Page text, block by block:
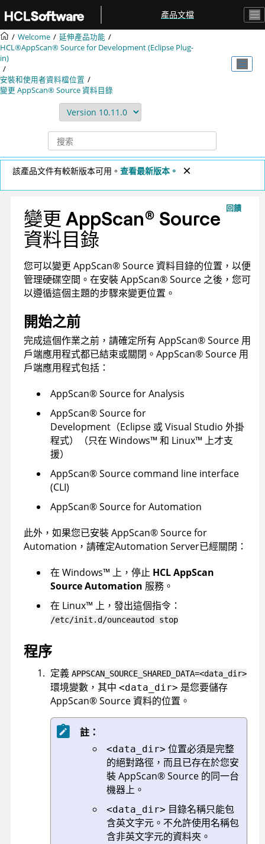
產品文檔
Welcome
延伸產品功能
HCL®AppScan® Source for Development (Eclipse Plug-
in)
安裝和使用者資料檔位置
變更 AppScan® Source資料目錄
該產品文件有較新版本可用。 查看最新版本。
回饋
變更 AppScan® Source
資料目錄
您可以變更 AppScan®Source資料目錄的位置，以便
管理硬碟空間。在安裝AppScan®Source 之後，您可
以遵循這個主題的步驟來變更位置。
開始之前
完成這個作業之前，請確定所有 AppScan®Source 用
戶端應用程式都已結束或關閉。 AppScan®Source 用
戶端應用程式包括：
AppScan®Source for Analysis
AppScan®Source for
Development （Eclipse 或 Visual Studio 外掛
程式）（只在 Windows™ 和 Linux™ 上才支
援）
AppScan®Source command line interface
(CLI)
AppScan®Source for Automation
此外，如果您已安裝AppScan®Source for
Automation ，請確定Automation Server已經關閉：
在 Windows™ 上，停止 HCL AppScan
Source Automation 服務。
在 Linux™ 上，發出這個指令：
/etc/init.d/ounceautod stop
程序
定義 APPSCAN_SOURCE_SHARED_DATA=<data_dir>
環境變數，其中 <data_dir> 是您要儲存
AppScan®Source資料的位置。
註：
<data_dir> 位置必須是完整
的絕對路徑，而且已存在於您安
裝AppScan®Source 的同一台
機器上。
<data_dir> 目錄名稱只能包
含英文字元。不允許使用名稱包
含非英文字元的資料夾。